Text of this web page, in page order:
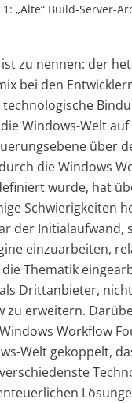
„Alte“ Build-Server-
zu nennen: der
bei den
Windows-Welt
über
die Windows
wurde, hat
Schwierigkeiten
der Initialaufwand,
einzuarbeiten,
Thematik
Drittanbieter,
zu erweitern.
Workflow
Welt gekoppelt,